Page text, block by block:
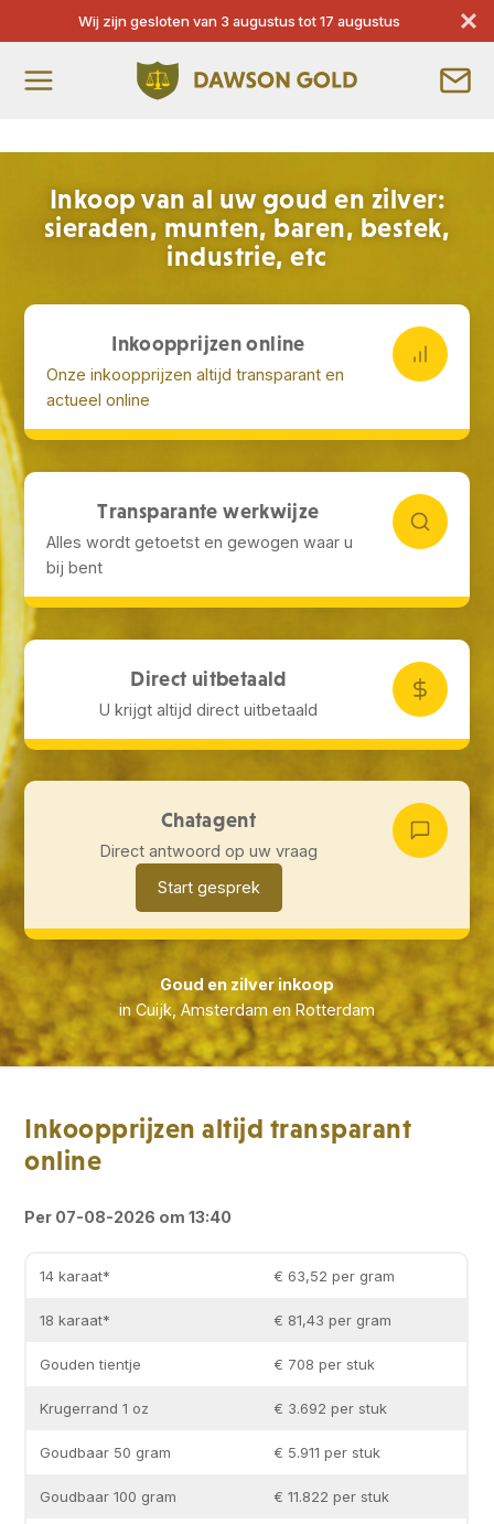
Wij zijn gesloten van 3 augustus tot 17 augustus
Inkoop van al uw goud en zilver:
sieraden, munten, baren, bestek,
industrie, etc
Inkoopprijzen online
Onze inkoopprijzen altijd transparant en
actueel online
Transparante werkwijze
Alles wordt getoetst en gewogen waar u
bij bent
Direct uitbetaald
U krijgt altijd direct uitbetaald
Chatagent
Direct antwoord op uw vraag
Start gesprek
Goud en zilver inkoop
in Cuijk, Amsterdam en Rotterdam
Inkoopprijzen altijd transparant
online
Per 07-08-2026 om 13:40
14 karaat* € 63,52 per gram
18 karaat* € 81,43 per gram
Gouden tientje € 708 per stuk
Krugerrand 1 oz € 3.692 per stuk
Goudbaar 50 gram € 5.911 per stuk
Goudbaar 100 gram € 11.822 per stuk